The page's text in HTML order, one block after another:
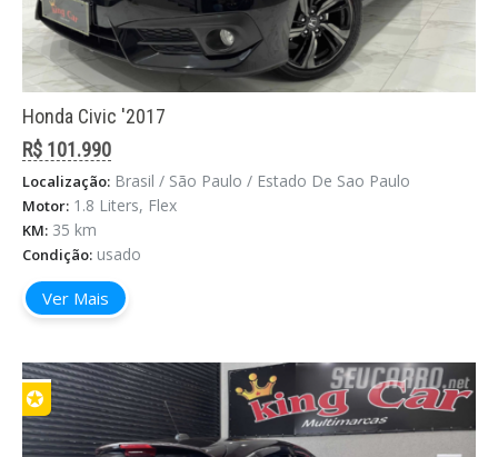
Honda Civic '2017
R$ 101.990
Localização: Brasil / São Paulo / Estado De Sao Paulo
Motor: 1.8 Liters, Flex
KM: 35 km
Condição: usado
Ver Mais
✪